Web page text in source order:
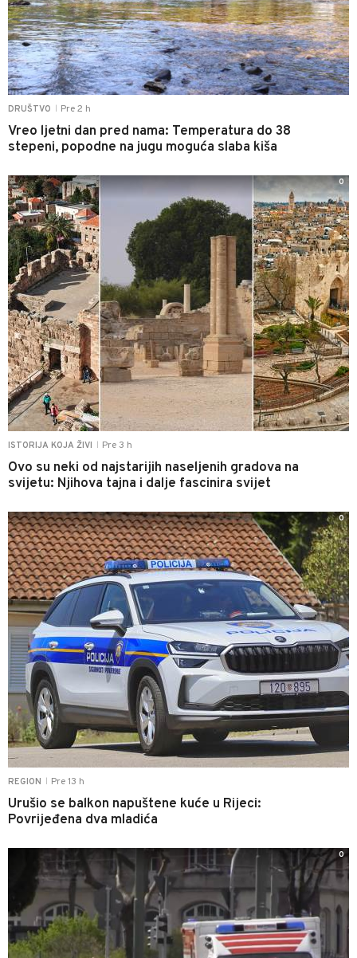
DRUŠTVO Pre 2 h
Vreo ljetni dan pred nama: Temperatura do 38
stepeni, popodne na jugu moguća slaba kiša
ISTORIJA KOJA ŽIVI Pre 3 h
Ovo su neki od najstarijih naseljenih gradova na
svijetu: Njihova tajna i dalje fascinira svijet
0
REGION Pre 13 h
Urušio se balkon napuštene kuće u Rijeci:
Povrijeđena dva mladića
0
0